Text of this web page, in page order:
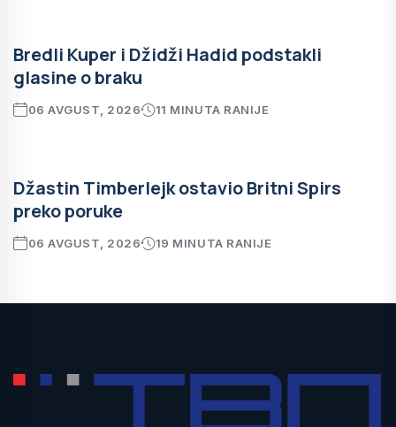
Bredli Kuper i Džidži Hadid podstakli
glasine o braku
06 AVGUST, 2026 11 MINUTA RANIJE
Džastin Timberlejk ostavio Britni Spirs
preko poruke
06 AVGUST, 2026 19 MINUTA RANIJE